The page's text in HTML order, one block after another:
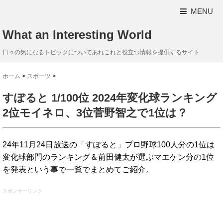
MENU
What an Interesting World
日々の気になるトピックについてあれこれと役立つ情報を提供するサイト
ホーム > スポーツ >
すぽると 1/100位 2024年変化球ランキング
2位モイネロ、3位菅野智之で1位は？
24年11月24日放送の「すぽると」プロ野球100人分の1位は
変化球部門のランキング＆前田健太が選ぶマエケン分の1位
を発表という事で一覧でまとめてご紹介。
スポンサーリンク